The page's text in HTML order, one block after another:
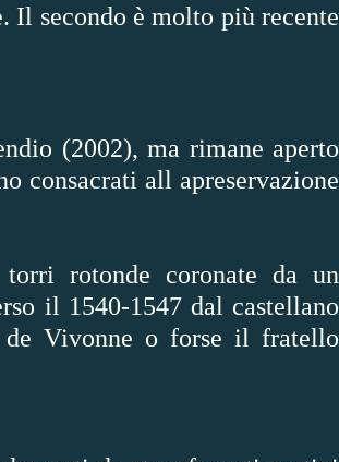
Il secondo è molto più recente
(2002), ma rimane aperto
consacrati all apreservazione
rotonde coronate da un
il 1540-1547 dal castellano
de Vivonne o forse il fratello